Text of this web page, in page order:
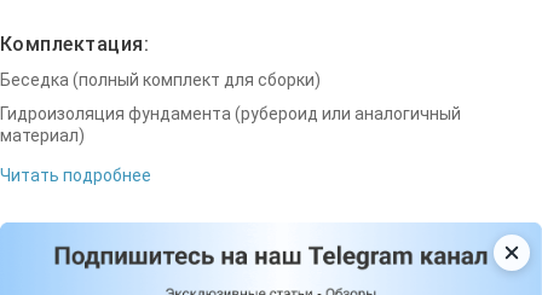
Комплектация:
Беседка (полный комплект для сборки)
Гидроизоляция фундамента (рубероид или аналогичный
материал)
Читать подробнее